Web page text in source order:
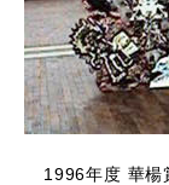
1996年度 華楊